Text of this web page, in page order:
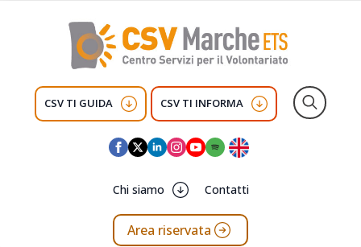
CSV TI GUIDA CSV TI INFORMA
Chi siamo Contatti
Area riservata